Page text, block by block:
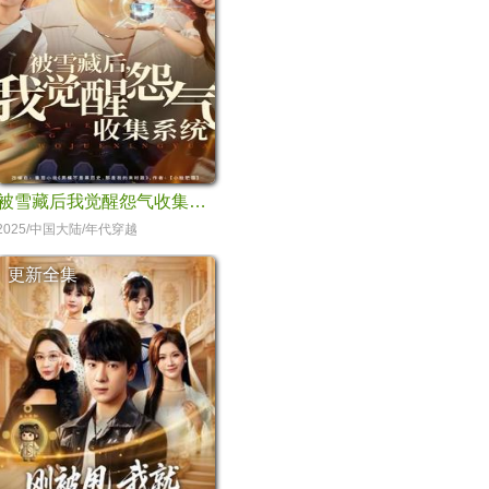
被雪藏后我觉醒怨气收集系统
中国大陆/年代穿越
更新全集